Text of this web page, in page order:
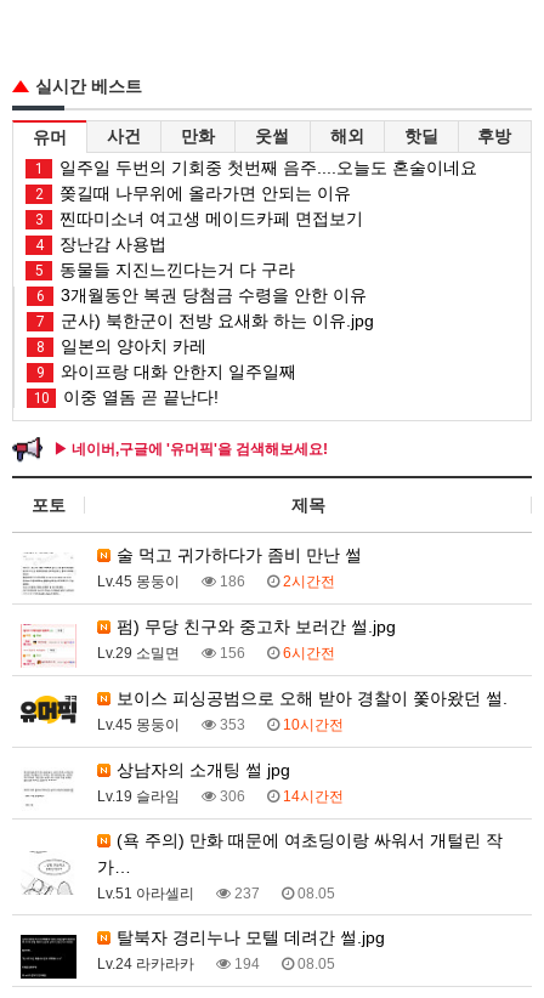
실시간 베스트
유머 사건 만화 웃썰 해외 핫딜 후방
1 일주일 두번의 기회중 첫번째 음주....오늘도 혼술이네요
2 쫒길때 나무위에 올라가면 안되는 이유
3 찐따미소녀 여고생 메이드카페 면접보기
4 장난감 사용법
5 동물들 지진느낀다는거 다 구라
6 3개월동안 복권 당첨금 수령을 안한 이유
7 군사) 북한군이 전방 요새화 하는 이유.jpg
8 일본의 양아치 카레
9 와이프랑 대화 안한지 일주일째
10 이중 열돔 곧 끝난다!
▶ 네이버,구글에 '유머픽'을 검색해보세요!
포토 제목
술 먹고 귀가하다가 좀비 만난 썰
Lv.45 몽둥이 186 2시간전
펌) 무당 친구와 중고차 보러간 썰.jpg
Lv.29 소밀면 156 6시간전
보이스 피싱공범으로 오해 받아 경찰이 쫓아왔던 썰.
Lv.45 몽둥이 353 10시간전
상남자의 소개팅 썰 jpg
Lv.19 슬라임 306 14시간전
가…
Lv.51 아라셀리 237 08.05
탈북자 경리누나 모텔 데려간 썰.jpg
Lv.24 라카라카 194 08.05